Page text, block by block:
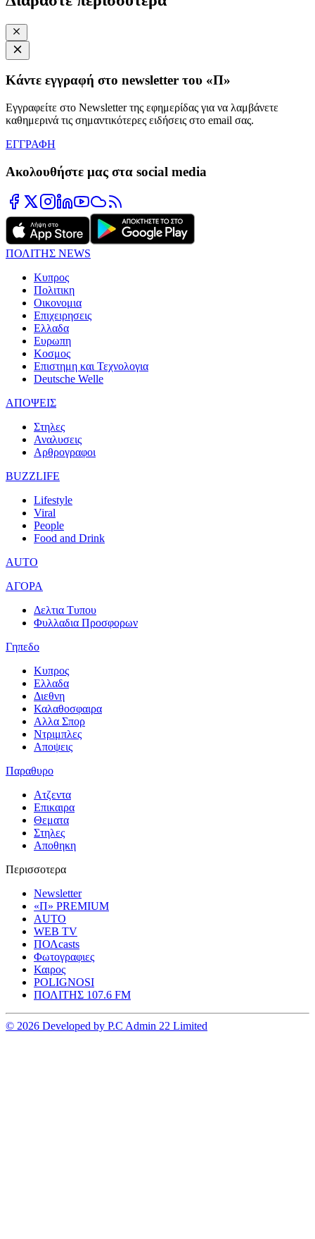
Κάντε εγγραφή στο newsletter του «Π»
Εγγραφείτε στο Newsletter της εφημερίδας για να λαμβάνετε
καθημερινά τις σημαντικότερες ειδήσεις στο email σας.
ΕΓΓΡΑΦΗ
Ακολουθήστε μας στα social media
ΠΟΛΙΤΗΣ NEWS
Κυπρος
Πολιτικη
Οικονομια
Επιχειρησεις
Ελλαδα
Ευρωπη
Κοσμος
Επιστημη και Τεχνολογια
Deutsche Welle
ΑΠΟΨΕΙΣ
Στηλες
Αναλυσεις
Αρθρογραφοι
BUZZLIFE
Lifestyle
Viral
People
Food and Drink
AUTO
ΑΓΟΡΑ
Δελτια Τυπου
Φυλλαδια Προσφορων
Γηπεδο
Κυπρος
Ελλαδα
Διεθνη
Καλαθοσφαιρα
Αλλα Σπορ
Ντριμπλες
Αποψεις
Παραθυρο
Ατζεντα
Επικαιρα
Θεματα
Στηλες
Αποθηκη
Περισσοτερα
Newsletter
«Π» PREMIUM
AUTO
WEB TV
ΠΟΛcasts
Φωτογραφιες
Καιρος
POLIGNOSI
ΠΟΛΙΤΗΣ 107.6 FM
© 2026 Developed by P.C Admin 22 Limited